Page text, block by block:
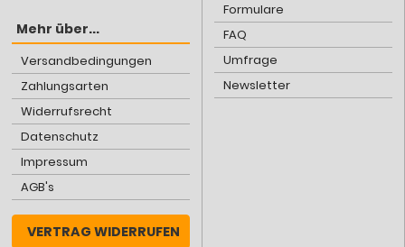
Mehr über...
Versandbedingungen
Zahlungsarten
Widerrufsrecht
Datenschutz
Impressum
AGB's
VERTRAG WIDERRUFEN
Formulare
FAQ
Umfrage
Newsletter